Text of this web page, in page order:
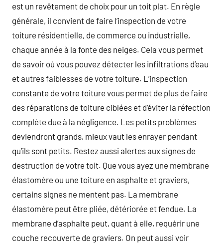
est un revêtement de choix pour un toit plat. En règle
générale, il convient de faire l’inspection de votre
toiture résidentielle, de commerce ou industrielle,
chaque année à la fonte des neiges. Cela vous permet
de savoir où vous pouvez détecter les infiltrations d’eau
et autres faiblesses de votre toiture. L’inspection
constante de votre toiture vous permet de plus de faire
des réparations de toiture ciblées et d’éviter la réfection
complète due à la négligence. Les petits problèmes
deviendront grands, mieux vaut les enrayer pendant
qu’ils sont petits. Restez aussi alertes aux signes de
destruction de votre toit. Que vous ayez une membrane
élastomère ou une toiture en asphalte et graviers,
certains signes ne mentent pas. La membrane
élastomère peut être pliée, détériorée et fendue. La
membrane d’asphalte peut, quant à elle, requérir une
couche recouverte de graviers. On peut aussi voir